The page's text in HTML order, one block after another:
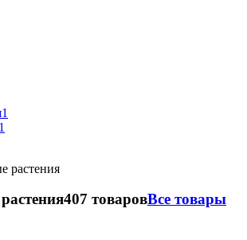
1
1
растения
407 товаровВсе товары